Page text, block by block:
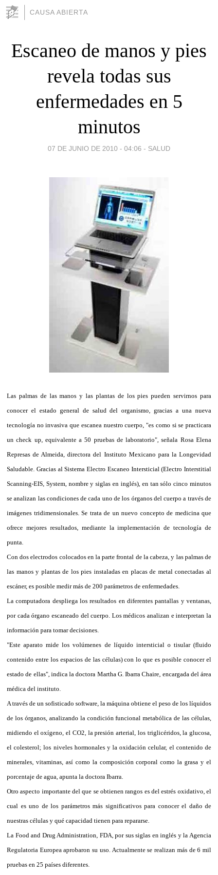
CAUSA ABIERTA
Escaneo de manos y pies
revela todas sus
enfermedades en 5
minutos
07 DE JUNIO DE 2010 - 04:06 - SALUD
Las palmas de las manos y las plantas de los pies pueden servirnos para
conocer el estado general de salud del organismo, gracias a una nueva
tecnología no invasiva que escanea nuestro cuerpo, "es como si se practicara
un check up, equivalente a 50 pruebas de laboratorio", señala Rosa Elena
Represas de Almeida, directora del Instituto Mexicano para la Longevidad
Saludable. Gracias al Sistema Electro Escaneo Intersticial (Electro Interstitial
Scanning-EIS, System, nombre y siglas en inglés), en tan sólo cinco minutos
se analizan las condiciones de cada uno de los órganos del cuerpo a través de
imágenes tridimensionales. Se trata de un nuevo concepto de medicina que
ofrece mejores resultados, mediante la implementación de tecnología de
punta.
Con dos electrodos colocados en la parte frontal de la cabeza, y las palmas de
las manos y plantas de los pies instaladas en placas de metal conectadas al
escáner, es posible medir más de 200 parámetros de enfermedades.
La computadora despliega los resultados en diferentes pantallas y ventanas,
por cada órgano escaneado del cuerpo. Los médicos analizan e interpretan la
información para tomar decisiones.
"Este aparato mide los volúmenes de líquido intersticial o tisular (fluido
contenido entre los espacios de las células) con lo que es posible conocer el
estado de ellas", indica la doctora Martha G. Ibarra Chaire, encargada del área
médica del instituto.
A través de un sofisticado software, la máquina obtiene el peso de los líquidos
de los órganos, analizando la condición funcional metabólica de las células,
midiendo el oxígeno, el CO2, la presión arterial, los triglicéridos, la glucosa,
el colesterol; los niveles hormonales y la oxidación celular, el contenido de
minerales, vitaminas, así como la composición corporal como la grasa y el
porcentaje de agua, apunta la doctora Ibarra.
Otro aspecto importante del que se obtienen rangos es del estrés oxidativo, el
cual es uno de los parámetros más significativos para conocer el daño de
nuestras células y qué capacidad tienen para repararse.
La Food and Drug Administration, FDA, por sus siglas en inglés y la Agencia
Regulatoria Europea aprobaron su uso. Actualmente se realizan más de 6 mil
pruebas en 25 países diferentes.